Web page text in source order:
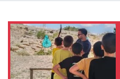
Kültür Sanat
Laçin Haberleri